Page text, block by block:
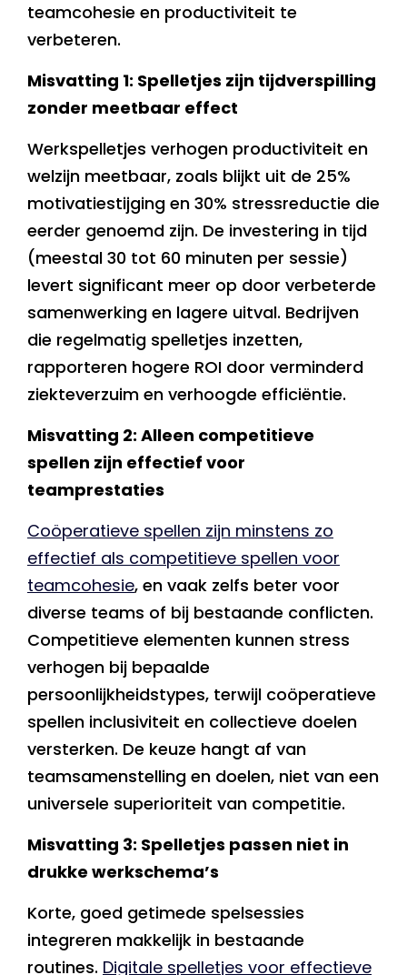
teamcohesie en productiviteit te
verbeteren.
Misvatting 1: Spelletjes zijn tijdverspilling
zonder meetbaar effect
Werkspelletjes verhogen productiviteit en
welzijn meetbaar, zoals blijkt uit de 25%
motivatiestijging en 30% stressreductie die
eerder genoemd zijn. De investering in tijd
(meestal 30 tot 60 minuten per sessie)
levert significant meer op door verbeterde
samenwerking en lagere uitval. Bedrijven
die regelmatig spelletjes inzetten,
rapporteren hogere ROI door verminderd
ziekteverzuim en verhoogde efficiëntie.
Misvatting 2: Alleen competitieve
spellen zijn effectief voor
teamprestaties
Coöperatieve spellen zijn minstens zo
effectief als competitieve spellen voor
teamcohesie, en vaak zelfs beter voor
diverse teams of bij bestaande conflicten.
Competitieve elementen kunnen stress
verhogen bij bepaalde
persoonlijkheidstypes, terwijl coöperatieve
spellen inclusiviteit en collectieve doelen
versterken. De keuze hangt af van
teamsamenstelling en doelen, niet van een
universele superioriteit van competitie.
Misvatting 3: Spelletjes passen niet in
drukke werkschema’s
Korte, goed getimede spelsessies
integreren makkelijk in bestaande
routines. Digitale spelletjes voor effectieve